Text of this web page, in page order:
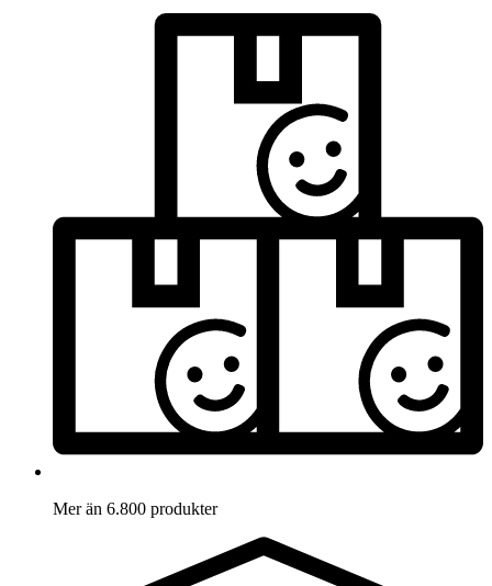
Mer än 6.800 produkter